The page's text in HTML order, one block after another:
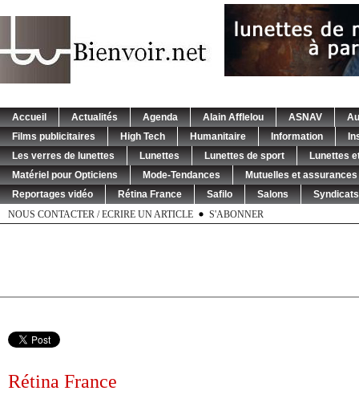
Accueil Actualités Agenda Alain Afflelou ASNAV
Films publicitaires
High Tech Humanitaire Information
Les verres de lunettes
Lunettes Lunettes de sport
Lunettes
Matériel pour Opticiens
Mode-Tendances
Mutuelles et
Reportages vidéo
Rétina France Safilo Salons
Syndicats
NOUS CONTACTER / ECRIRE UN ARTICLE
S'ABONNER
Rétina France